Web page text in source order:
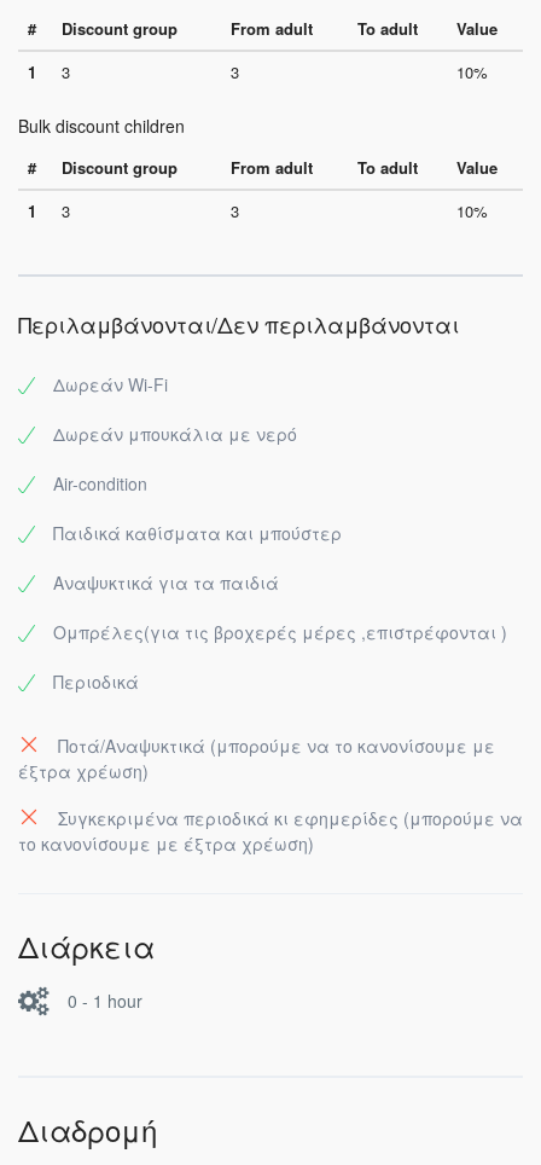
# Discount group From adult To adult
Value
1
3 3 10%
Bulk discount children
# Discount group From adult To adult
Value
1
3 3 10%
Περιλαμβάνονται/Δεν περιλαμβάνονται
Δωρεάν Wi-Fi
Δωρεάν μπουκάλια με νερό
Air-condition
Παιδικά καθίσματα και μπούστερ
Αναψυκτικά για τα παιδιά
Ομπρέλες(για τις βροχερές μέρες ,επιστρέφονται )
Περιοδικά
Ποτά/Αναψυκτικά (μπορούμε να το κανονίσουμε με
έξτρα χρέωση)
Συγκεκριμένα περιοδικά κι εφημερίδες (μπορούμε να
το κανονίσουμε με έξτρα χρέωση)
Διάρκεια
0 - 1 hour
Διαδρομή